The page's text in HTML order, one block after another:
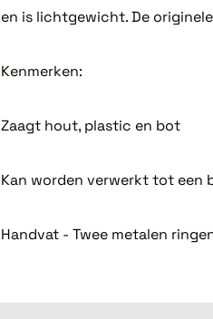
en is lichtgewicht. De
Kenmerken:
Zaagt hout, plastic en bot
Kan worden verwerkt tot een
Handvat - Twee metalen